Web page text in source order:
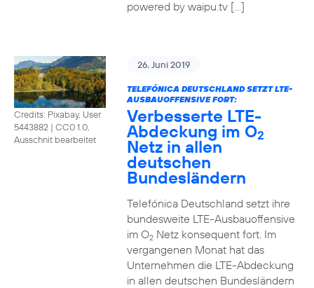
powered by waipu.tv […]
Credits: Pixabay, User
5443882 | CC0 1.0,
Ausschnit bearbeitet
26. Juni 2019
TELEFÓNICA DEUTSCHLAND SETZT LTE-
AUSBAUOFFENSIVE FORT:
Verbesserte LTE-
Abdeckung im O2
Netz in allen
deutschen
Bundesländern
Telefónica Deutschland setzt ihre
bundesweite LTE-Ausbauoffensive
im O2Netz konsequent fort. Im
vergangenen Monat hat das
Unternehmen die LTE-Abdeckung
in allen deutschen Bundesländern